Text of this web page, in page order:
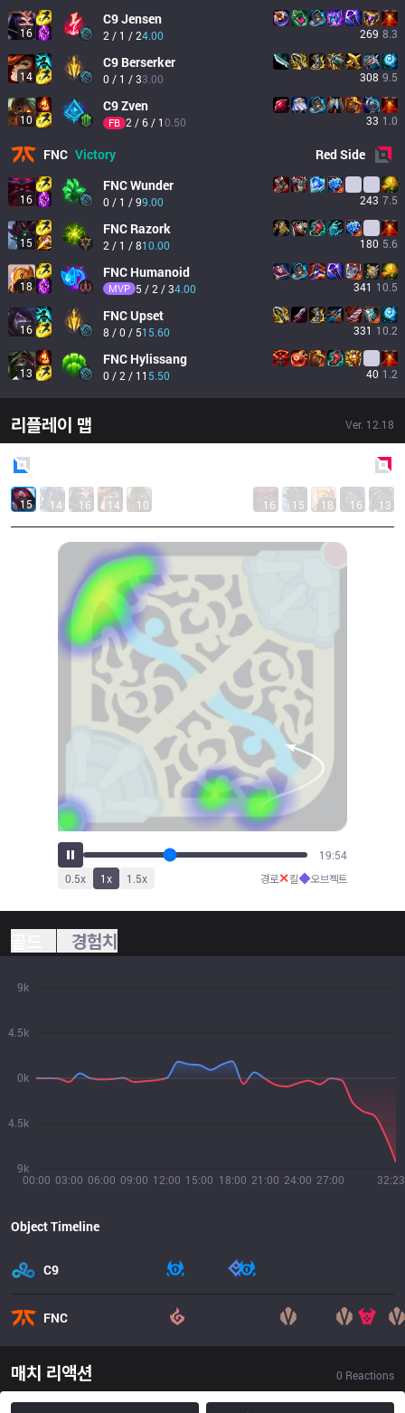
16
C9Jensen
2 / 1 / 24.00 269 8.3
14
C9 Berserker
0 / 1 / 33.00 308 9.5
10
C9Zven
FB 2 / 6 / 10.50 33 1.0
FNC Victory RedSide
16
FNCWunder
0 / 1 / 99.00 243 7.5
15
FNC Razork
2 / 1 / 810.00 180 5.6
18
FNC Humanoid
MVP 5 / 2 / 34.00 341 10.5
16
FNCUpset
8 / 0 / 515.60 331 10.2
13
FNC Hylissang
0 / 2 / 11 5.50 40 1.2
리플레이 맵 Ver. 12.18
15 14 16 14 10 16 15 18 16 13
22:13
0.5x 1x 1.5x 경로✕킬◆오브젝트
경험치
00:00 03:00 06:00 09:00 12:00 15:00 18:00 21:00 24:00 27:00 32:23
9k
4.5k
0k
4.5k
9k
Object Timeline
C9
FNC
매치 리액션 0 Reactions